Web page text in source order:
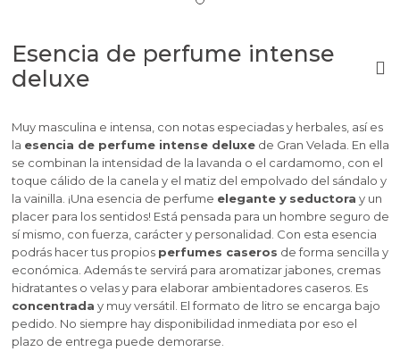
Esencia de perfume intense
deluxe
Muy masculina e intensa, con notas especiadas y herbales, así es
la esencia de perfume intense deluxede Gran Velada. En ella
se combinan la intensidad de la lavanda o el cardamomo, con el
toque cálido de la canela y el matiz del empolvado del sándalo y
la vainilla. ¡Una esencia de perfume elegante y seductora y un
placer para los sentidos! Está pensada para un hombre seguro de
sí mismo, con fuerza, carácter y personalidad. Con esta esencia
podrás hacer tus propios perfumes caseros de forma sencilla y
económica. Además te servirá para aromatizar jabones, cremas
hidratantes o velas y para elaborar ambientadores caseros. Es
concentrada y muy versátil. El formato de litro se encarga bajo
pedido. No siempre hay disponibilidad inmediata por eso el
plazo de entrega puede demorarse.